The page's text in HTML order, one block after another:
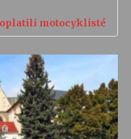
motocyklisté